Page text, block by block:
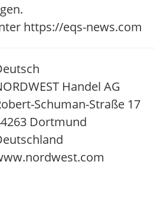
https://eqs-news.com
Handel AG
Schuman-Straße 17
Dortmund